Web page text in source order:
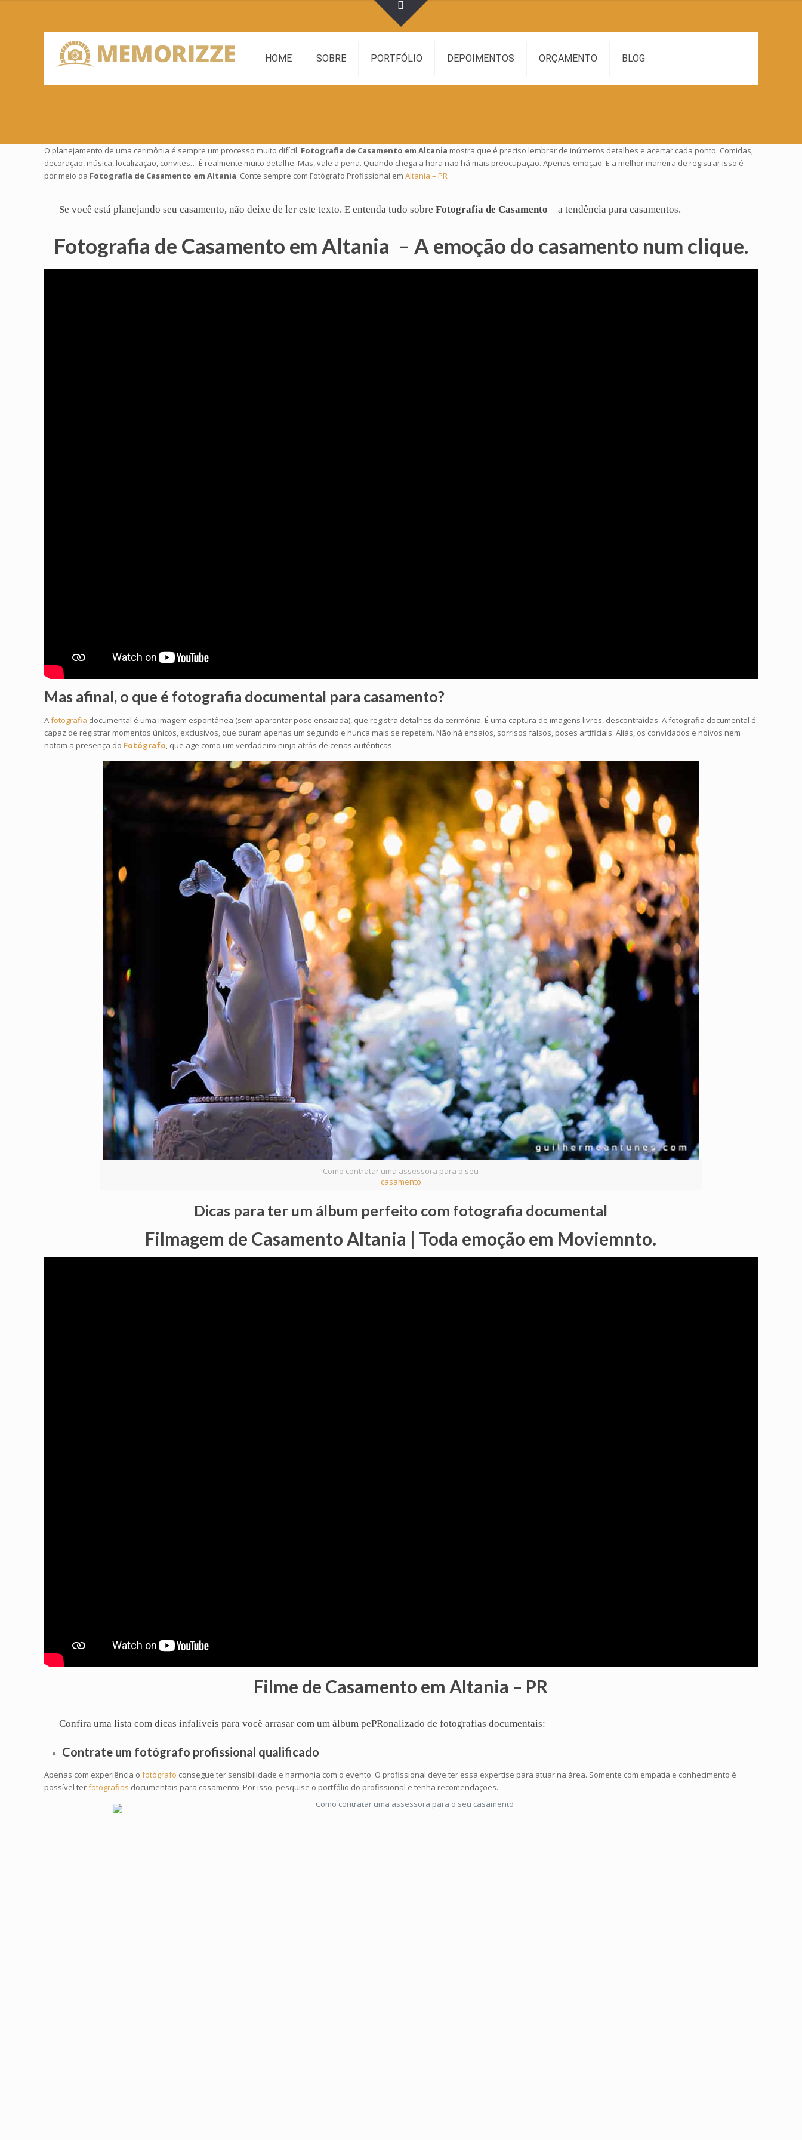
HOME SOBRE PORTFÓLIO DEPOIMENTOS ORÇAMENTO BLOG
O planejamento de uma cerimônia é sempre um processo muito difícil. Fotografia de Casamento em Altania mostra que é preciso lembrar de inúmeros detalhes e acertar cada ponto. Comidas,
decoração, música, localização, convites… É realmente muito detalhe. Mas, vale a pena. Quando chega a hora não há mais preocupação. Apenas emoção. E a melhor maneira de registrar isso é
por meio da Fotografia de Casamento em Altania. Conte sempre com Fotógrafo Profissional emAltania – PR
Se você está planejando seucasamento, não deixe de ler este texto. E entenda tudo sobreFotografia de Casamento – a tendência para casamentos.
Fotografia de Casamento em Altania – A emoção do casamento num clique.
Mas afinal, o que é fotografia documental para casamento?
Afotografia documental é uma imagem espontânea (sem aparentar pose ensaiada), que registra detalhes da cerimônia. É uma captura de imagens livres, descontraídas. A fotografia documental é
capaz de registrar momentos únicos, exclusivos, que duram apenas um segundo e nunca mais se repetem. Não há ensaios, sorrisos falsos, poses artificiais. Aliás, os convidados e noivos nem
notam a presença do Fotógrafo, que age como um verdadeiro ninja atrás de cenas autênticas.
Como contratar uma assessora para o seu
casamento
Dicas para ter um álbum perfeito com fotografia documental
Filmagem de Casamento Altania | Toda emoção em Moviemnto.
Filme de Casamento em Altania – PR
Confira uma lista com dicas infalíveis para você arrasar com umálbum pePRonalizado de fotografias documentais:
Contrate um fotógrafo profissional qualificado
Apenas com experiência ofotógrafo consegue ter sensibilidade e harmonia com o evento. O profissional deve ter essa expertise para atuar na área. Somente com empatia e conhecimento é
possível terfotografias documentais para casamento. Por isso, pesquise o portfólio do profissional e tenha recomendações.